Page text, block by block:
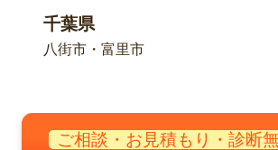
千葉県
八街市・富里市
ご相談・お見積もり・診断